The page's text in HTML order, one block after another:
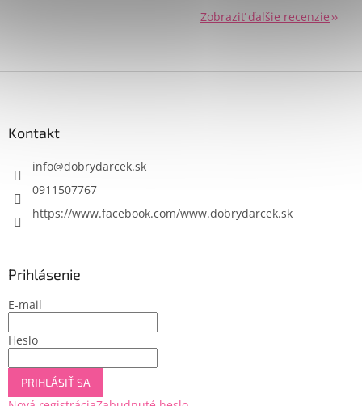
Zobraziť ďalšie recenzie
Kontakt
info@dobrydarcek.sk
0911507767
https://www.facebook.com/www.dobrydarcek.sk
Prihlásenie
E-mail
Heslo
PRIHLÁSIŤ SA
Send